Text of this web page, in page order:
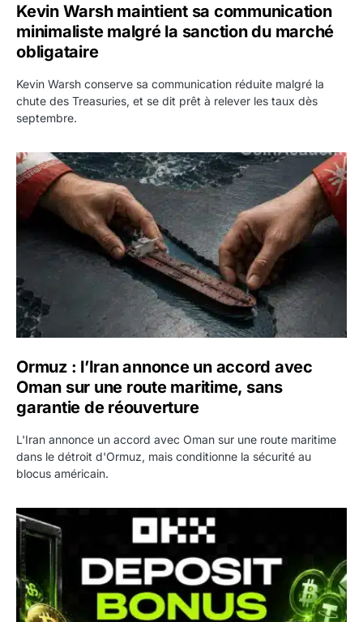
Kevin Warsh maintient sa communication
minimaliste malgré la sanction du marché
obligataire
Kevin Warsh conserve sa communication réduite malgré la
chute des Treasuries, et se dit prêt à relever les taux dès
septembre.
Ormuz : l’Iran annonce un accord avec Oman sur une
Ormuz : l’Iran annonce un accord avec
Oman sur une route maritime, sans
garantie de réouverture
L'Iran annonce un accord avec Oman sur une route maritime
dans le détroit d'Ormuz, mais conditionne la sécurité au
blocus américain.
OKX relance une campagne Deposit Bonus : jusqu’à 5